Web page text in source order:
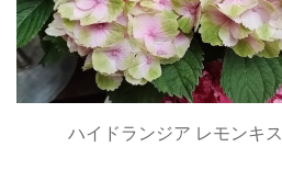
ハイドランジア レモンキス